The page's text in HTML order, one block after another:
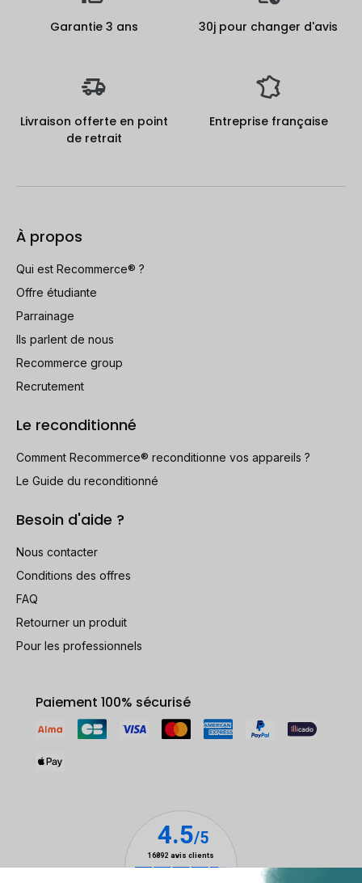
Garantie 3 ans 30j pour changer d'avis
Livraison offerte en point
de retrait
Entreprise française
À propos
Qui est Recommerce® ?
Offre étudiante
Parrainage
Ils parlent de nous
Recommerce group
Recrutement
Le reconditionné
Comment Recommerce® reconditionne vos appareils ?
Le Guide du reconditionné
Besoin d'aide ?
Nous contacter
Conditions des offres
FAQ
Retourner un produit
Pour les professionnels
Paiement 100% sécurisé